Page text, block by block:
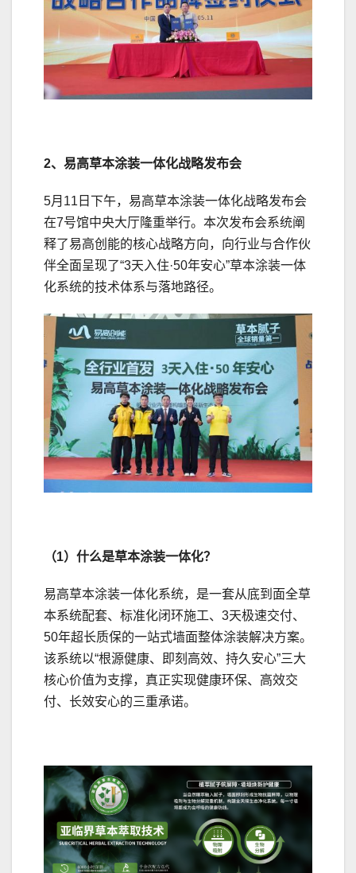
2、易高草本涂装一体化战略发布会
5月11日下午，易高草本涂装一体化战略发布会
在7号馆中央大厅隆重举行。本次发布会系统阐
释了易高创能的核心战略方向，向行业与合作伙
伴全面呈现了“3天入住·50年安心”草本涂装一体
化系统的技术体系与落地路径。
（1）什么是草本涂装一体化？
易高草本涂装一体化系统，是一套从底到面全草
本系统配套、标准化闭环施工、3天极速交付、
50年超长质保的一站式墙面整体涂装解决方案。
该系统以“根源健康、即刻高效、持久安心”三大
核心价值为支撑，真正实现健康环保、高效交
付、长效安心的三重承诺。